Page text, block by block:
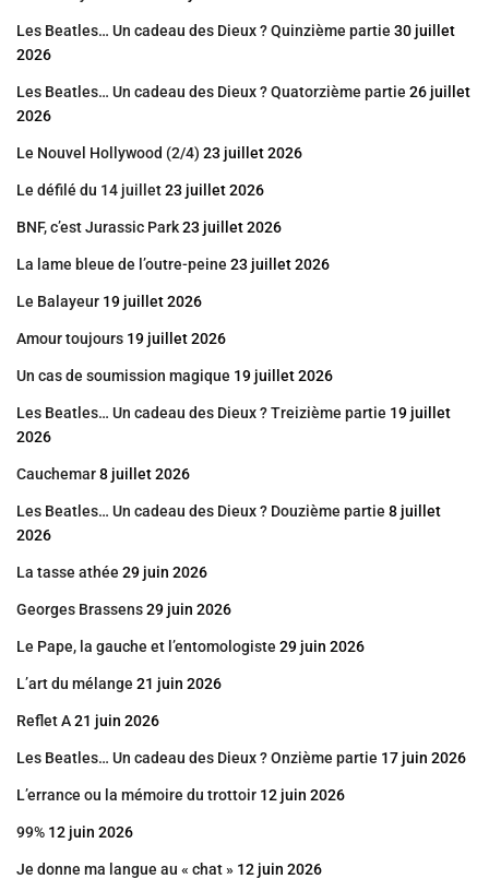
Les Beatles… Un cadeau des Dieux ? Quinzième partie 30 juillet
2026
Les Beatles… Un cadeau des Dieux ? Quatorzième partie 26 juillet
2026
Le Nouvel Hollywood (2/4) 23 juillet 2026
Le défilé du 14 juillet23 juillet 2026
BNF, c’est Jurassic Park23 juillet 2026
La lame bleue de l’outre-peine 23 juillet 2026
Le Balayeur 19 juillet 2026
Amour toujours 19 juillet 2026
Un cas de soumission magique 19 juillet 2026
Les Beatles… Un cadeau des Dieux ? Treizième partie 19 juillet
2026
Cauchemar8 juillet 2026
Les Beatles… Un cadeau des Dieux ? Douzième partie 8 juillet
2026
La tasse athée 29 juin 2026
Georges Brassens29 juin 2026
Le Pape, la gauche et l’entomologiste 29 juin 2026
L’art du mélange 21 juin 2026
Reflet A21 juin 2026
Les Beatles… Un cadeau des Dieux ? Onzième partie 17 juin 2026
L’errance ou la mémoire du trottoir 12 juin 2026
99% 12 juin 2026
Je donne ma langue au « chat » 12 juin 2026